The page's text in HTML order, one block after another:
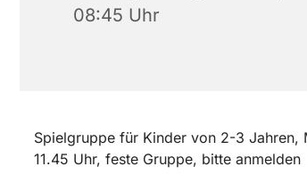
08:45 Uhr
Spielgruppe für Kinder von 2-3
11.45 Uhr, feste Gruppe, bitte anmelden